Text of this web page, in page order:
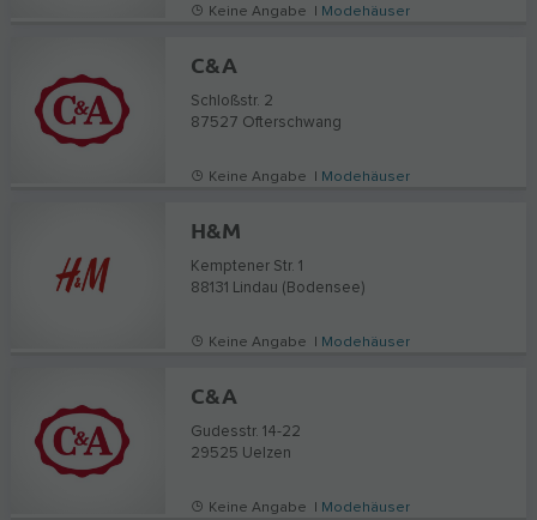
Keine Angabe | Modehäuser
C&A
Schloßstr. 2
87527 Ofterschwang
Keine Angabe | Modehäuser
H&M
Kemptener Str. 1
88131
Lindau (Bodensee)
Keine Angabe | Modehäuser
C&A
Gudesstr. 14-22
29525 Uelzen
Keine Angabe | Modehäuser